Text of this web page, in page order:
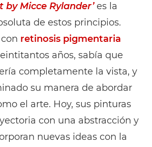
by Micce Rylander’es la
de estos principios.
retinosis pigmentaria
años, sabía que
completamente la vista, y
su manera de abordar
el arte. Hoy, sus pinturas
con una abstracción y
nuevas ideas con la